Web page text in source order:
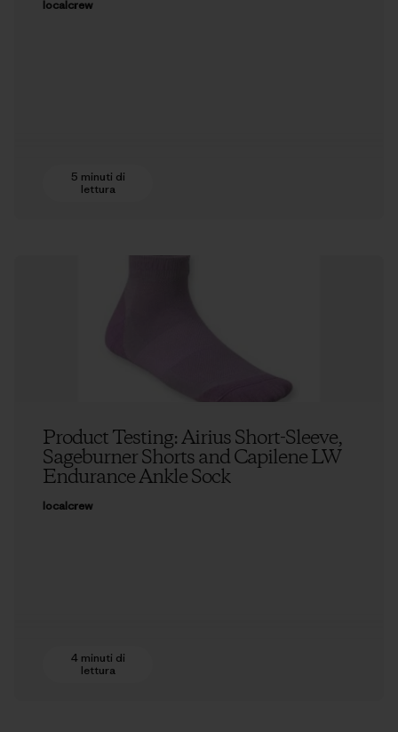
localcrew
5 minuti di
lettura
Product Testing: Airius Short-Sleeve,
Sageburner Shorts and Capilene LW
Endurance Ankle Sock
localcrew
4 minuti di
lettura